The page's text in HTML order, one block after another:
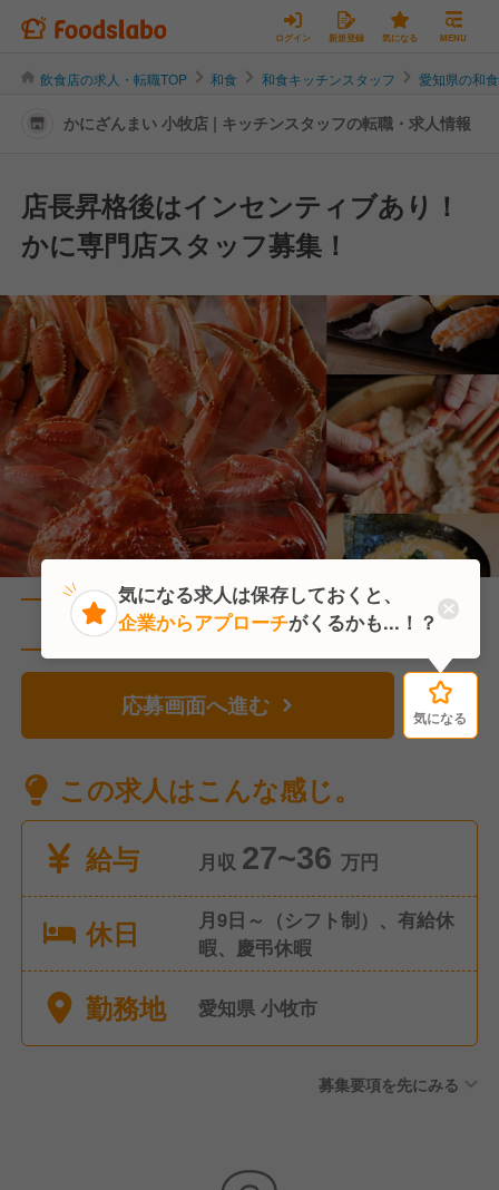
ログイン 新規登録 気になる MENU
飲食店の求人・転職TOP 和食 和食キッチンスタッフ 愛知県の和
かにざんまい 小牧店 | キッチンスタッフの転職・求人情報
店長昇格後はインセンティブあり！
かに専門店スタッフ募集！
直近2人がこの求人を検討中
応募画面へ進む 気になる
この求人はこんな感じ。
給与
月収 27~36 万円
休日
月9日～（シフト制）、有給休
暇、慶弔休暇
勤務地 愛知県 小牧市
募集要項を先にみる
気になる
気になる求人は保存しておくと、
企業からアプローチがくるかも...！？